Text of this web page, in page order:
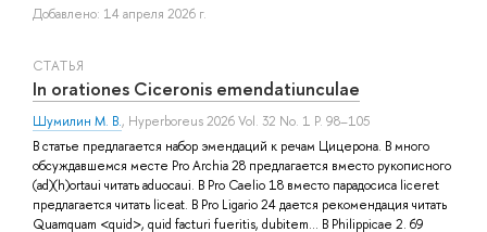
Добавлено: 14 апреля 2026 г.
СТАТЬЯ
In orationes Ciceronis emendatiunculae
Шумилин М. В., Hyperboreus 2026 Vol. 32 No. 1 P. 98–105
В статье предлагается набор эмендаций к речам Цицерона. В много
обсуждавшемся месте Pro Archia 28 предлагается вместо рукописного
(ad)(h)ortaui читать aduocaui. В Pro Caelio 18 вместо парадосиса liceret
предлагается читать liceat. В Pro Ligario 24 дается рекомендация читать
Quamquam <quid>, quid facturi fueritis, dubitem... В Philippicae 2. 69